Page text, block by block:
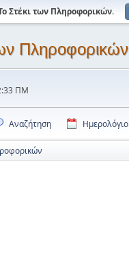
Στέκι των Πληροφορικών.
Πληροφορικών
ΠΜ
Αναζήτηση Ημερολόγιο